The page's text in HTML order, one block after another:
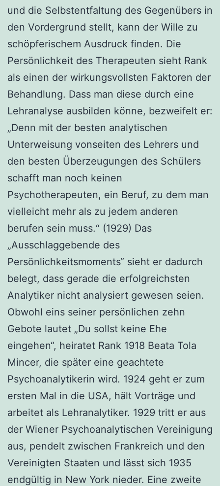
und die Selbstentfaltung des Gegenübers in
den Vordergrund stellt, kann der Wille zu
schöpferischem Ausdruck finden. Die
Persönlichkeit des Therapeuten sieht Rank
als einen der wirkungsvollsten Faktoren der
Behandlung. Dass man diese durch eine
Lehranalyse ausbilden könne, bezweifelt er:
„Denn mit der besten analytischen
Unterweisung vonseiten des Lehrers und
den besten Überzeugungen des Schülers
schafft man noch keinen
Psychotherapeuten, ein Beruf, zu dem man
vielleicht mehr als zu jedem anderen
berufen sein muss.“ (1929) Das
„Ausschlaggebende des
Persönlichkeitsmoments“ sieht er dadurch
belegt, dass gerade die erfolgreichsten
Analytiker nicht analysiert gewesen seien.
Obwohl eins seiner persönlichen zehn
Gebote lautet „Du sollst keine Ehe
eingehen“, heiratet Rank 1918 Beata Tola
Mincer, die später eine geachtete
Psychoanalytikerin wird. 1924 geht er zum
ersten Mal in die USA, hält Vorträge und
arbeitet als Lehranalytiker. 1929 tritt er aus
der Wiener Psychoanalytischen Vereinigung
aus, pendelt zwischen Frankreich und den
Vereinigten Staaten und lässt sich 1935
endgültig in New York nieder. Eine zweite